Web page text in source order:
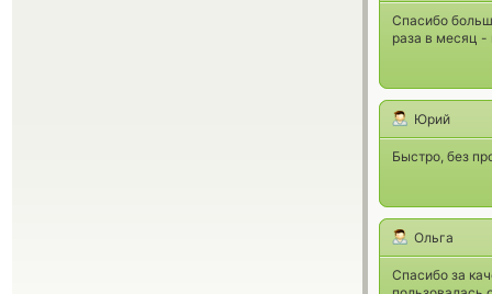
Спасибо
раза в месяц -
Юрий
Быстро, без
Ольга
Спасибо за